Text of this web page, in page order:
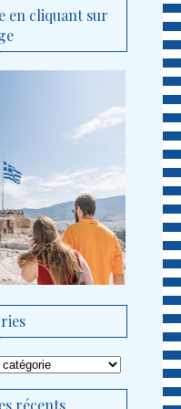
en cliquant sur
récents